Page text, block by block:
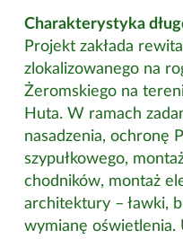
Charakterystyka
Projekt zakłada
zlokalizowanego na
Żeromskiego na
Huta. W ramach
nasadzenia, ochronę
szypułkowego,
chodników, montaż
architektury – ławki,
wymianę oświetlenia.